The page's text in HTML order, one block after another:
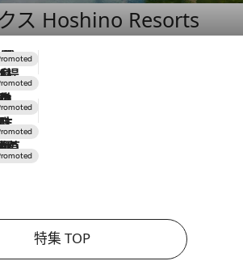
ス Hoshino Resorts
土の味
特集 TOP